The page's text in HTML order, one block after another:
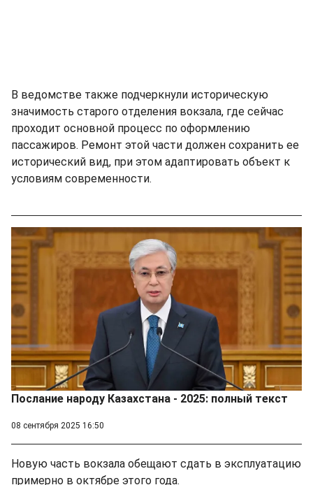
В ведомстве также подчеркнули историческую
значимость старого отделения вокзала, где сейчас
проходит основной процесс по оформлению
пассажиров. Ремонт этой части должен сохранить ее
исторический вид, при этом адаптировать объект к
условиям современности.
Послание народу Казахстана - 2025: полный текст
08 сентября 2025 16:50
Новую часть вокзала обещают сдать в эксплуатацию
примерно в октябре этого года.